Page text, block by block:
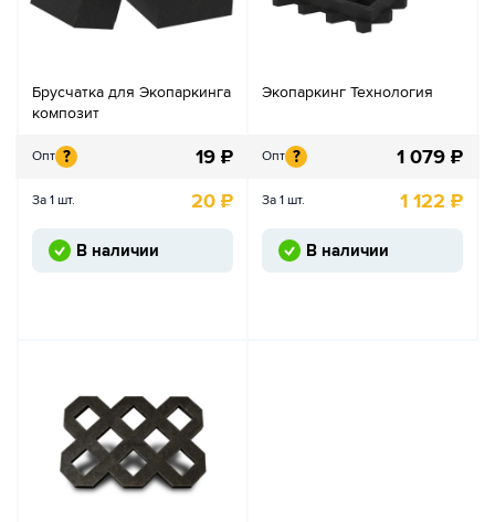
Брусчатка для Экопаркинга
композит
Опт ? 19 ₽
За 1 шт. 20 ₽
В наличии
Экопаркинг Технология
Опт ? 1 079 ₽
За 1 шт. 1 122 ₽
В наличии